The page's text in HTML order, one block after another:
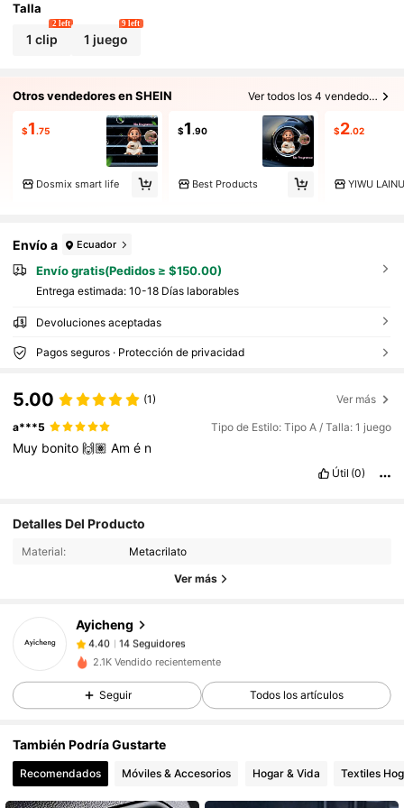
Talla
1 clip
2 left
1 juego
9 left
Otros vendedores en SHEIN Ver todos los 4 vendedores
$1 .75
Dosmix smart life
$1 .90
Best Products
$2.02
Envío a Ecuador
Envío gratis(Pedidos ≥ $150.00)
Entrega estimada: 10-18 Días laborables
Devoluciones aceptadas
Pagos seguros · Protección de privacidad
5.00 (1) Ver más
a***5 Tipo de Estilo: Tipo A / Talla: 1 juego
Muy bonito🙌🏽Amé n
Útil (0)
Detalles Del Producto
Material: Metacrilato
Ver más
Ayicheng
4.40 14 Seguidores
14 Seguidores
14 Seguidores
4.40
14 Seguidores
f***n seguido
Hace 1 día
4.40 14 Seguidores
4.40
2.1K Vendido recientemente
Seguir Todos los artículos
También Podría Gustarte
Recomendados Móviles & Accesorios Hogar & Vida Textiles